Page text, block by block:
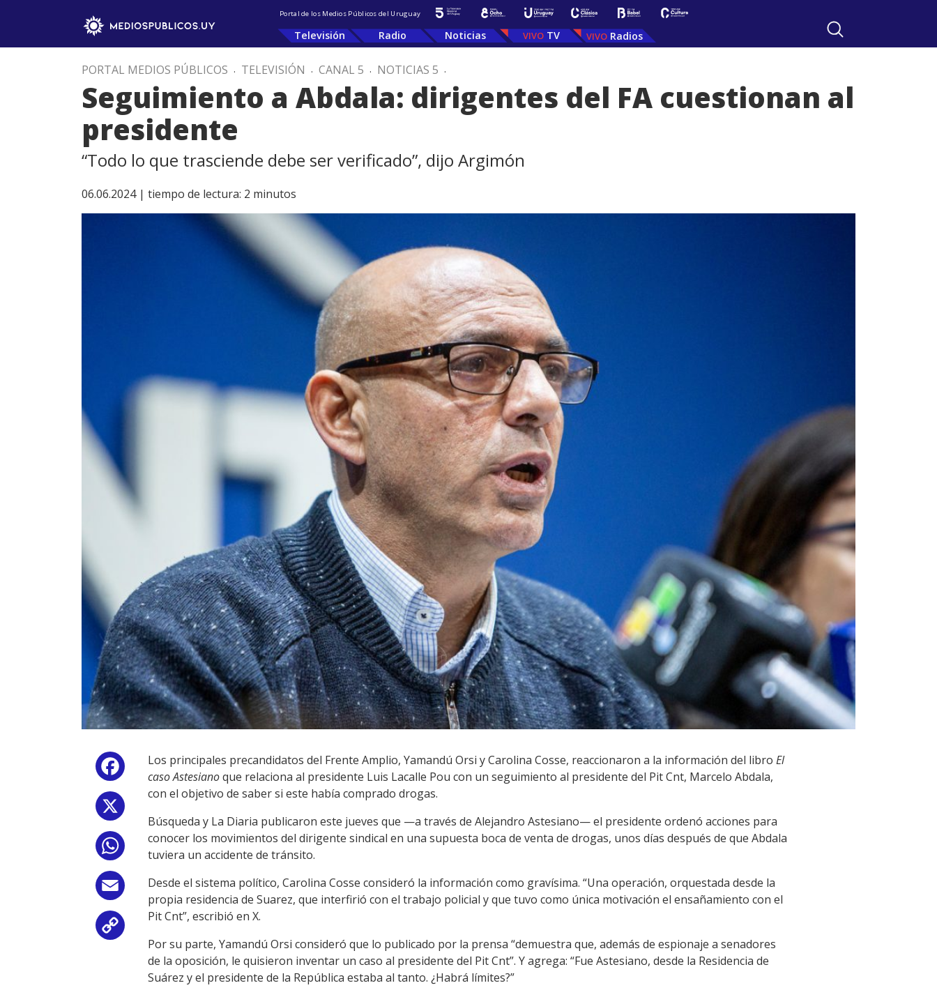
Portal de los Medios Públicos del Uruguay
Televisión Radio Noticias TV Radios
PORTAL MEDIOS PÚBLICOS . TELEVISIÓN . CANAL 5 . NOTICIAS 5 .
Seguimiento a Abdala: dirigentes del FA cuestionan al
presidente
“Todo lo que trasciende debe ser verificado”, dijo Argimón
06.06.2024 | tiempo de lectura: 2 minutos
Facebook
WhatsApp
Email
Link
Los principales precandidatos del Frente Amplio, Yamandú Orsi y Carolina Cosse, reaccionaron a la información del libro El
caso Astesianoque relaciona al presidente Luis Lacalle Pou con un seguimiento al presidente del Pit Cnt, Marcelo Abdala,
con el objetivo de saber si este había comprado drogas.
Búsqueda y La Diaria publicaron este jueves que —a través de Alejandro Astesiano— el presidente ordenó acciones para
conocer los movimientos del dirigente sindical en una supuesta boca de venta de drogas, unos días después de que Abdala
tuviera un accidente de tránsito.
Desde el sistema político, Carolina Cosse consideró la información como gravísima. “Una operación, orquestada desde la
propia residencia de Suarez, que interfirió con el trabajo policial y que tuvo como única motivación el ensañamiento con el
Pit Cnt”, escribió en X.
Por su parte, Yamandú Orsi consideró que lo publicado por la prensa “demuestra que, además de espionaje a senadores
de la oposición, le quisieron inventar un caso al presidente del Pit Cnt”. Y agrega: “Fue Astesiano, desde la Residencia de
Suárez y el presidente de la República estaba al tanto. ¿Habrá límites?”